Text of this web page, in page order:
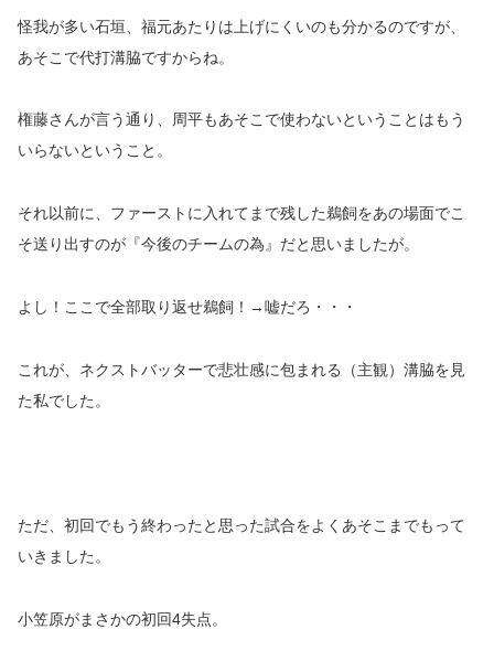
怪我が多い石垣、福元あたりは上げにくいのも分かるのですが、
あそこで代打溝脇ですからね。
権藤さんが言う通り、周平もあそこで使わないということはもう
いらないということ。
それ以前に、ファーストに入れてまで残した鵜飼をあの場面でこ
そ送り出すのが『今後のチームの為』だと思いましたが。
よし！ここで全部取り返せ鵜飼！→嘘だろ・・・
これが、ネクストバッターで悲壮感に包まれる（主観）溝脇を見
た私でした。
ただ、初回でもう終わったと思った試合をよくあそこまでもって
いきました。
小笠原がまさかの初回4失点。